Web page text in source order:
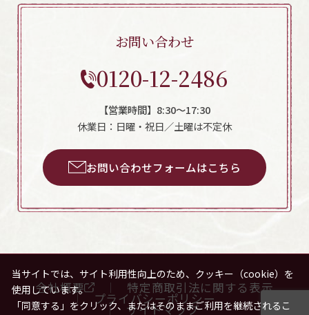
お問い合わせ
0120-12-2486
【営業時間】8:30～17:30
休業日：日曜・祝日／土曜は不定休
お問い合わせフォームはこちら
会社概要 特定商取引法に関する表示
プライバシーポリシー
サイトマップ
当サイトでは、サイト利用性向上のため、クッキー（cookie）を
使用しています。
「同意する」をクリック、またはそのままご利用を継続されるこ